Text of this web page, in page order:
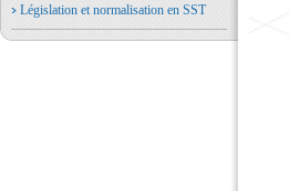
Législation et normalisation en SST